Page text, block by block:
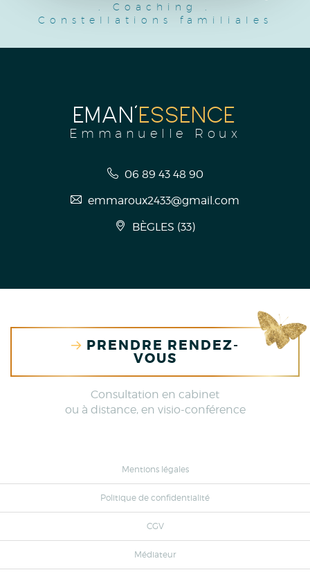
Coaching
Constellations familiales
EMAN'ESSENCE
Emmanuelle Roux
06 89 43 48 90
emmaroux2433@gmail.com
BÈGLES (33)
PRENDRE RENDEZ-
VOUS
Consultation en cabinet
ou à distance, en visio-conférence
Mentions légales
Politique de confidentialité
CGV
Médiateur